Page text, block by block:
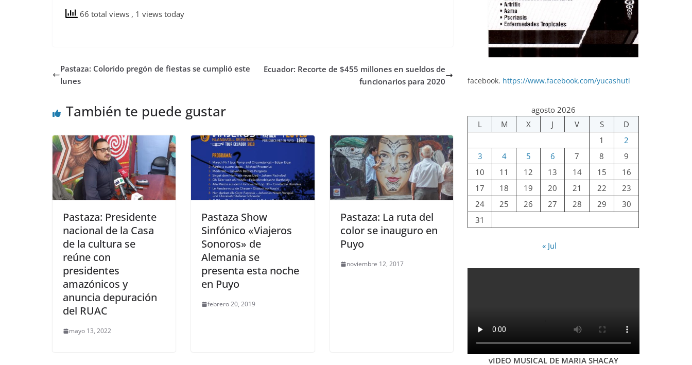
66 total views , 1 views today
Pastaza: Colorido pregón de fiestas se cumplió este
lunes
Ecuador: Recorte de $455 millones en sueldos de
funcionarios para 2020
También te puede gustar
Pastaza: Presidente
nacional de la Casa
de la cultura se
reúne con
presidentes
amazónicos y
anuncia depuración
del RUAC
mayo 13, 2022
Pastaza Show
Sinfónico «Viajeros
Sonoros» de
Alemania se
presenta esta noche
en Puyo
febrero 20, 2019
Pastaza: La ruta del
color se inauguro en
Puyo
noviembre 12, 2017
facebook. https://www.facebook.com/yucashuti
agosto 2026
L
M X J V S
D
1
2
3
4 5 6 7 8
9
10
11 12 13 14 15
16
17
18 19 20 21 22
23
24
25 26 27 28 29
30
31
« Jul
vIDEO MUSICAL DE MARIA SHACAY